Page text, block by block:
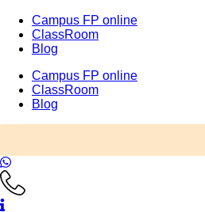
Campus FP online
ClassRoom
Blog
Campus FP online
ClassRoom
Blog